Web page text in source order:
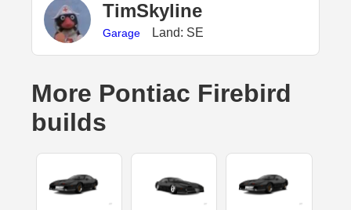
TimSkyline
Garage Land: SE
More Pontiac Firebird
builds